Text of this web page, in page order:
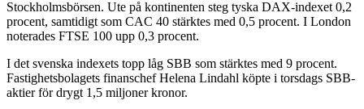
Stockholmsbörsen. Ute på kontinenten steg tyska DAX-indexet 0,2
procent, samtidigt som CAC 40 stärktes med 0,5 procent. I London
noterades FTSE 100 upp 0,3 procent.
I det svenska indexets topp låg SBB som stärktes med 9 procent.
Fastighetsbolagets finanschef Helena Lindahl köpte i torsdags SBB-
aktier för drygt 1,5 miljoner kronor.